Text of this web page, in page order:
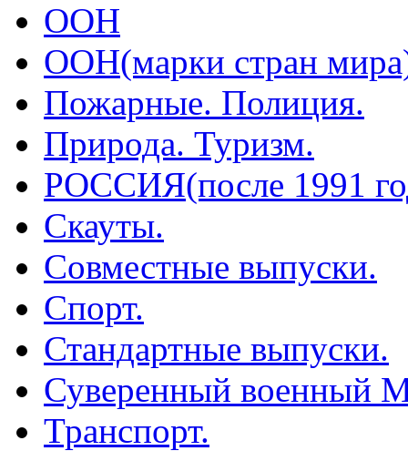
ООН
ООН(марки стран
Пожарные. Полиция.
Природа. Туризм.
РОССИЯ(после 1991
Скауты.
Совместные выпуски.
Спорт.
Стандартные выпуски.
Суверенный военный
Транспорт.